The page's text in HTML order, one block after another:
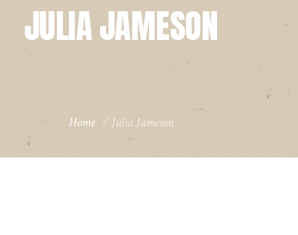
JULIA JAMESON
Home / Julia Jameson